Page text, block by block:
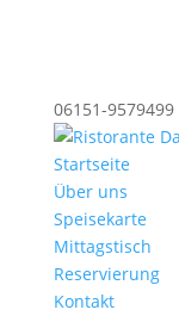
06151-9579499
Startseite
Über uns
Speisekarte
Mittagstisch
Reservierung
Kontakt